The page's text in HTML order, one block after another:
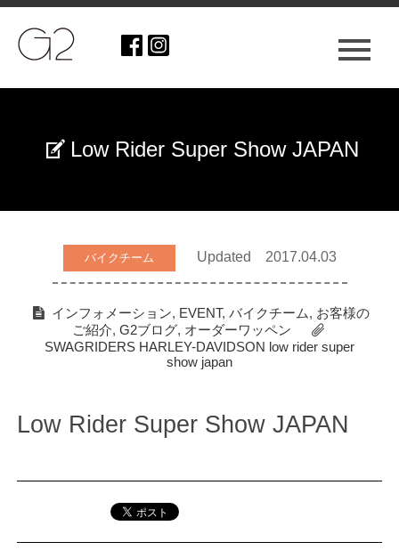
Low Rider Super Show JAPAN
バイクチーム Updated 2017.04.03
インフォメーション, EVENT, バイクチーム, お客様の
ご紹介, G2ブログ, オーダーワッペン
SWAGRIDERS HARLEY-DAVIDSON low rider super
show japan
Low Rider Super Show JAPAN